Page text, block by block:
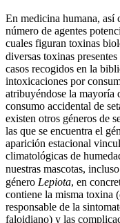
En medicina humana, así
número de agentes
cuales figuran toxinas
diversas toxinas
casos recogidos en la
intoxicaciones por
atribuyéndose la mayoría
consumo accidental de
existen otros géneros de
las que se encuentra el
aparición estacional
climatológicas de
nuestras mascotas,
género Lepiota, en
contiene la misma toxina
responsable de la
faloidiano) y las